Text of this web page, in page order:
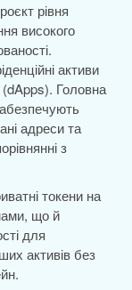
рівня
високого
активи
(dApps). Головна
адреси та
з
токени на
що й
для
активів без